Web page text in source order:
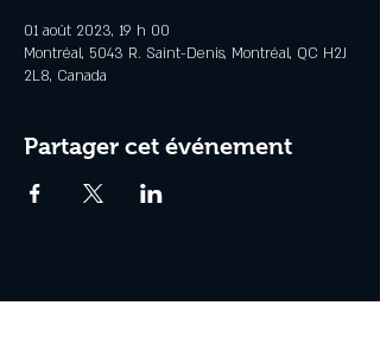
01 août 2023, 19 h 00
Montréal, 5043 R. Saint-Denis, Montréal, QC H2J
2L8, Canada
Partager cet événement